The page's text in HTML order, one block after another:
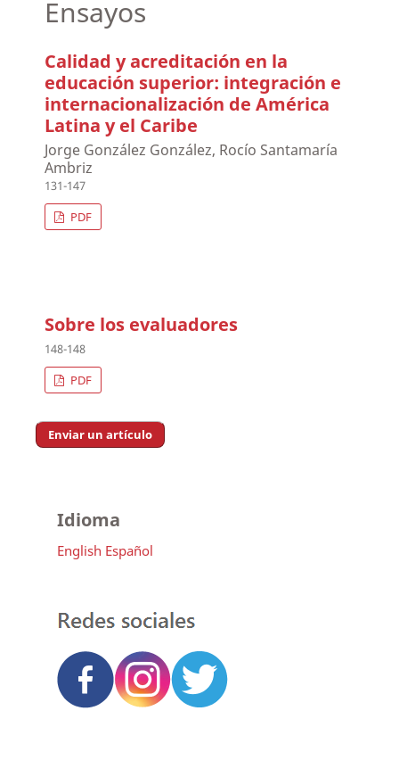
Ensayos
Calidad y acreditación en la
educación superior: integración e
internacionalización de América
Latina y el Caribe
Jorge González González, Rocío Santamaría
Ambriz
131-147
PDF
Sobre los evaluadores
148-148
PDF
Enviar un artículo
Idioma
English Español